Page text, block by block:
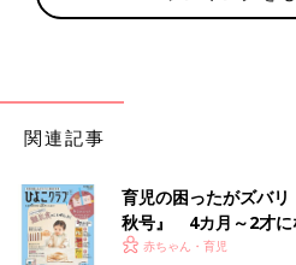
関連記事
育児の困ったがズバ
秋号』 4カ月～2才に
いっぱい！
赤ちゃん・育児